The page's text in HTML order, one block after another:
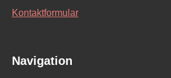
Kontaktformular
Navigation